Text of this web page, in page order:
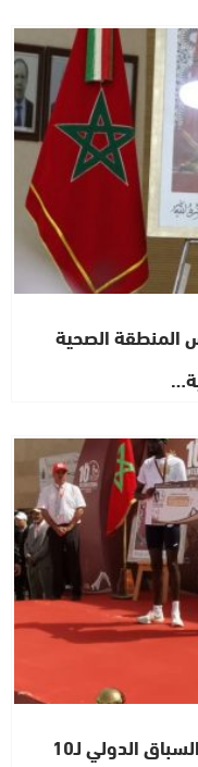
المنطقة الصحية
الدشيرة تحتضن النسخة الثانية من السباق الدولي لـ10